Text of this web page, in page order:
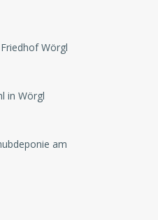
Wörgl
in Wörgl
am